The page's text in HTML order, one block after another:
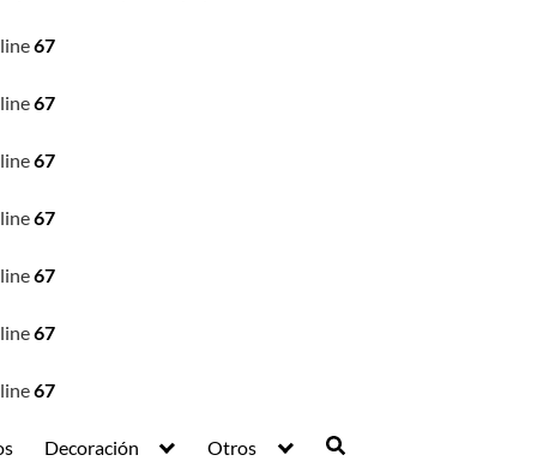
67
67
67
67
67
67
67
Decoración Otros